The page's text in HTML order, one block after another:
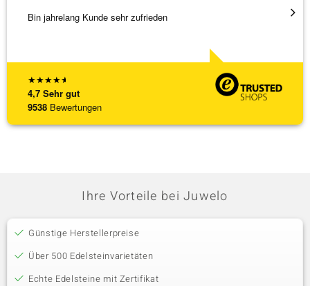
★★★★★
4,7 Sehr gut
9538 Bewertungen
Bin jahrelang Kunde sehr zufrieden
Ihre Vorteile bei Juwelo
Günstige Herstellerpreise
Über 500 Edelsteinvarietäten
Echte Edelsteine mit Zertifikat